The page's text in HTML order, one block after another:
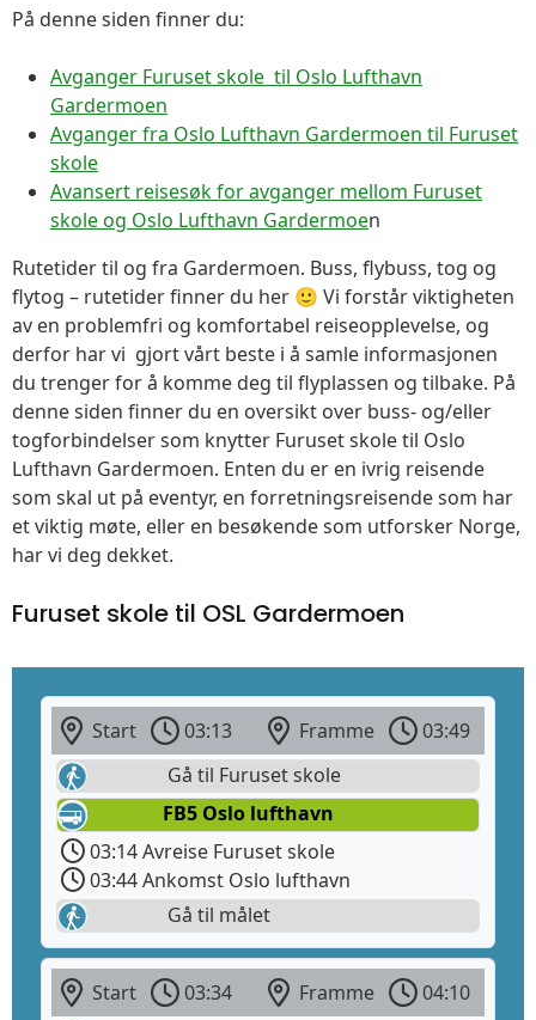
På denne siden finner du:
Avganger Furuset skole til Oslo Lufthavn
Gardermoen
Avganger fra Oslo Lufthavn Gardermoen til Furuset
skole
Avansert reisesøk for avganger mellom Furuset
skole og Oslo Lufthavn Gardermoen
Rutetider til og fra Gardermoen. Buss, flybuss, tog og
flytog – rutetider finner du her 🙂 Vi forstår viktigheten
av en problemfri og komfortabel reiseopplevelse, og
derfor har vi gjort vårt beste i å samle informasjonen
du trenger for å komme deg til flyplassen og tilbake. På
denne siden finner du en oversikt over buss- og/eller
togforbindelser som knytter Furuset skole til Oslo
Lufthavn Gardermoen. Enten du er en ivrig reisende
som skal ut på eventyr, en forretningsreisende som har
et viktig møte, eller en besøkende som utforsker Norge,
har vi deg dekket.
Furuset skole til OSL Gardermoen
Start 03:13 Framme
03:49
Gå til Furuset skole
FB5 Oslo lufthavn
03:14 Avreise Furuset skole
03:44 Ankomst Oslo lufthavn
Gå til målet
Start 03:34 Framme
04:10